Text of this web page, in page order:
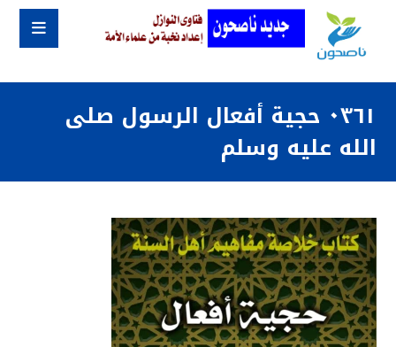
٠٣٦١ حجية أفعال الرسول صلى
الله عليه وسلم